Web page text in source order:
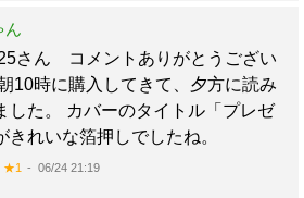
ん
さん コメントありがとうござい
10時に購入してきて、夕方に読み
した。 カバーのタイトル「プレゼ
きれいな箔押しでしたね。
★1 06/24 21:19